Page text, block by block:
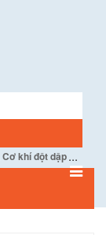
Cơ khí đột dập...